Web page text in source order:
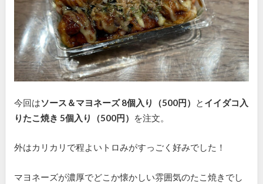
今回はソース＆マヨネーズ 8個入り（500円） と イイダコ入
りたこ焼き 5個入り（500円）
を注文。
外はカリカリで程よいトロみがすっごく好みでした！
マヨネーズが濃厚でどこか懐かしい雰囲気のたこ焼きでし